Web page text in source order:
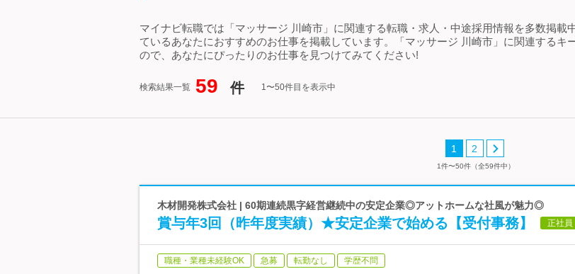
マイナビ転職では「マッサージ 川崎市」に関連する転職・求人・中途採用情報を多数掲載
ているあなたにおすすめのお仕事を掲載しています。「マッサージ 川崎市」に関連するキ
ので、あなたにぴったりのお仕事を見つけてみてください!
検索結果一覧 59 件 1〜50件目を表示中
1 2
1件〜50件（全59件中）
木材開発株式会社 | 60期連続黒字経営継続中の安定企業◎アットホームな社風が魅力◎
賞与年3回（昨年度実績）★安定企業で始める【受付事務】 正社員
職種・業種未経験OK 急募 転勤なし 学歴不問